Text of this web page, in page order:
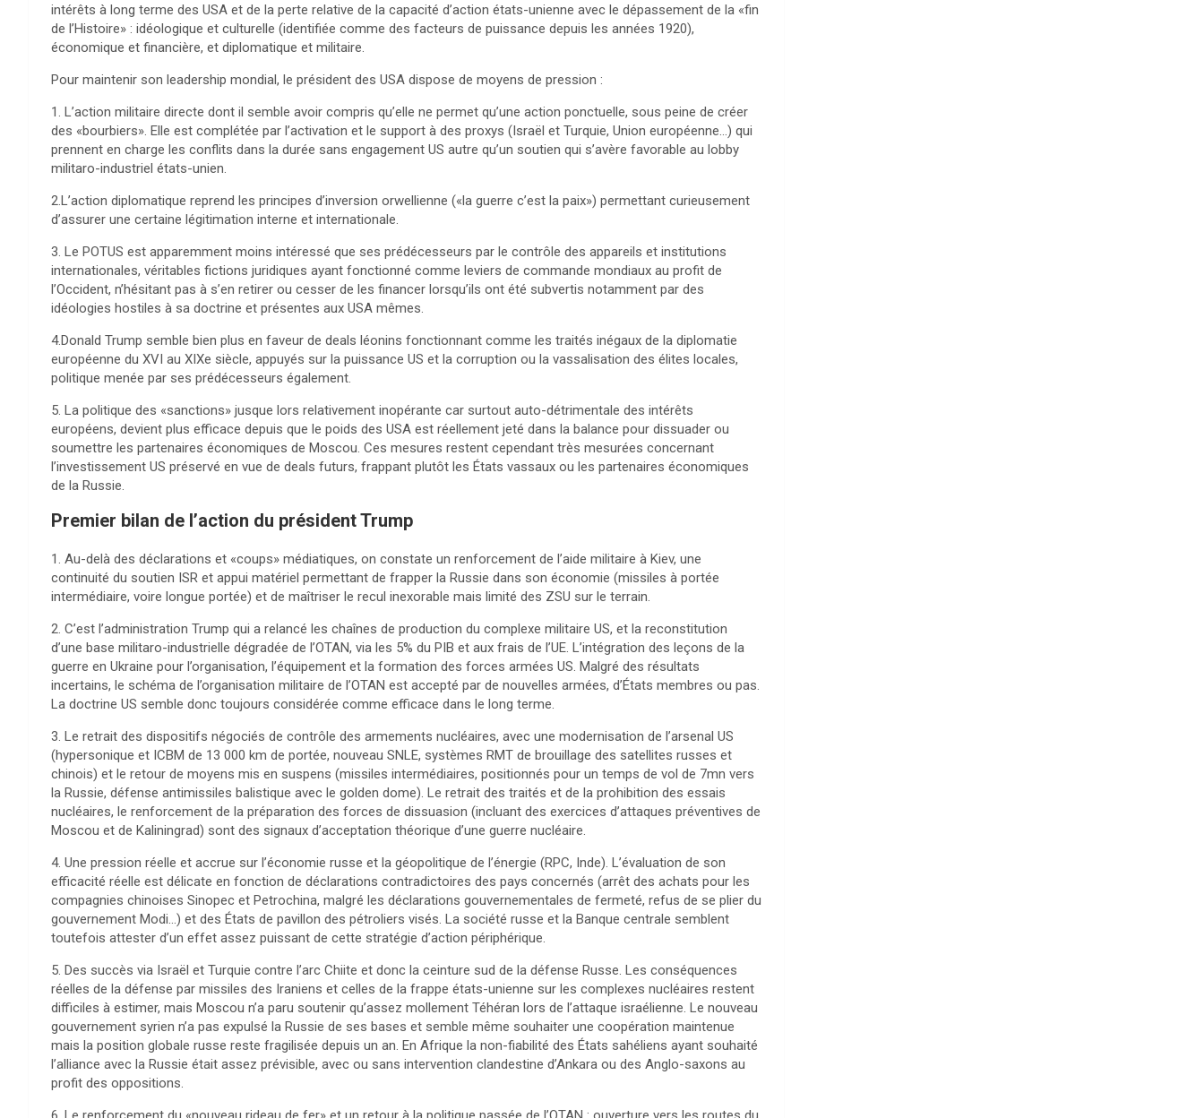
intérêts à long terme des USA et de la perte relative de la capacité d’action états-unienne avec le dépassement de la «fin
de l’Histoire» : idéologique et culturelle (identifiée comme des facteurs de puissance depuis les années 1920),
économique et financière, et diplomatique et militaire.
Pour maintenir son leadership mondial, le président des USA dispose de moyens de pression :
1. L’action militaire directe dont il semble avoir compris qu’elle ne permet qu’une action ponctuelle, sous peine de créer
des «bourbiers». Elle est complétée par l’activation et le support à des proxys (Israël et Turquie, Union européenne…) qui
prennent en charge les conflits dans la durée sans engagement US autre qu’un soutien qui s’avère favorable au lobby
militaro-industriel états-unien.
2.L’action diplomatique reprend les principes d’inversion orwellienne («la guerre c’est la paix») permettant curieusement
d’assurer une certaine légitimation interne et internationale.
3. Le POTUS est apparemment moins intéressé que ses prédécesseurs par le contrôle des appareils et institutions
internationales, véritables fictions juridiques ayant fonctionné comme leviers de commande mondiaux au profit de
l’Occident, n’hésitant pas à s’en retirer ou cesser de les financer lorsqu’ils ont été subvertis notamment par des
idéologies hostiles à sa doctrine et présentes aux USA mêmes.
4.Donald Trump semble bien plus en faveur de deals léonins fonctionnant comme les traités inégaux de la diplomatie
européenne du XVI au XIXe siècle, appuyés sur la puissance US et la corruption ou la vassalisation des élites locales,
politique menée par ses prédécesseurs également.
5. La politique des «sanctions» jusque lors relativement inopérante car surtout auto-détrimentale des intérêts
européens, devient plus efficace depuis que le poids des USA est réellement jeté dans la balance pour dissuader ou
soumettre les partenaires économiques de Moscou. Ces mesures restent cependant très mesurées concernant
l’investissement US préservé en vue de deals futurs, frappant plutôt les États vassaux ou les partenaires économiques
de la Russie.
Premier bilan de l’action du président Trump
1. Au-delà des déclarations et «coups» médiatiques, on constate un renforcement de l’aide militaire à Kiev, une
continuité du soutien ISR et appui matériel permettant de frapper la Russie dans son économie (missiles à portée
intermédiaire, voire longue portée) et de maîtriser le recul inexorable mais limité des ZSU sur le terrain.
2. C’est l’administration Trump qui a relancé les chaînes de production du complexe militaire US, et la reconstitution
d’une base militaro-industrielle dégradée de l’OTAN, via les 5% du PIB et aux frais de l’UE. L’intégration des leçons de la
guerre en Ukraine pour l’organisation, l’équipement et la formation des forces armées US. Malgré des résultats
incertains, le schéma de l’organisation militaire de l’OTAN est accepté par de nouvelles armées, d’États membres ou pas.
La doctrine US semble donc toujours considérée comme efficace dans le long terme.
3. Le retrait des dispositifs négociés de contrôle des armements nucléaires, avec une modernisation de l’arsenal US
(hypersonique et ICBM de 13 000 km de portée, nouveau SNLE, systèmes RMT de brouillage des satellites russes et
chinois) et le retour de moyens mis en suspens (missiles intermédiaires, positionnés pour un temps de vol de 7mn vers
la Russie, défense antimissiles balistique avec le golden dome). Le retrait des traités et de la prohibition des essais
nucléaires, le renforcement de la préparation des forces de dissuasion (incluant des exercices d’attaques préventives de
Moscou et de Kaliningrad) sont des signaux d’acceptation théorique d’une guerre nucléaire.
4. Une pression réelle et accrue sur l’économie russe et la géopolitique de l’énergie (RPC, Inde). L’évaluation de son
efficacité réelle est délicate en fonction de déclarations contradictoires des pays concernés (arrêt des achats pour les
compagnies chinoises Sinopec et Petrochina, malgré les déclarations gouvernementales de fermeté, refus de se plier du
gouvernement Modi…) et des États de pavillon des pétroliers visés. La société russe et la Banque centrale semblent
toutefois attester d’un effet assez puissant de cette stratégie d’action périphérique.
5. Des succès via Israël et Turquie contre l’arc Chiite et donc la ceinture sud de la défense Russe. Les conséquences
réelles de la défense par missiles des Iraniens et celles de la frappe états-unienne sur les complexes nucléaires restent
difficiles à estimer, mais Moscou n’a paru soutenir qu’assez mollement Téhéran lors de l’attaque israélienne. Le nouveau
gouvernement syrien n’a pas expulsé la Russie de ses bases et semble même souhaiter une coopération maintenue
mais la position globale russe reste fragilisée depuis un an. En Afrique la non-fiabilité des États sahéliens ayant souhaité
l’alliance avec la Russie était assez prévisible, avec ou sans intervention clandestine d’Ankara ou des Anglo-saxons au
profit des oppositions.